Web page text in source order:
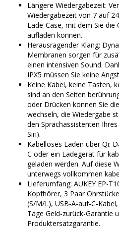
Längere Wiedergabezeit:
Wiedergabezeit von 7 auf
Lade-Case, mit dem Sie
aufladen können.
Herausragender Klang:
Membranen sorgen für
einen intensiven Sound.
IPX5 müssen Sie keine
Keine Kabel, keine Tasten,
sind an den Seiten
oder Drücken können Sie
wechseln, die Wiedergabe
den Sprachassistenten
Siri).
Kabelloses Laden über Qi:
C oder ein Ladegerät für
geladen werden. Auf diese
unterwegs vollkommen
Lieferumfang: AUKEY EP-
Kopfhörer, 3 Paar
(S/M/L), USB-A-auf-C-
Tage Geld-zurück-Garantie
Produktersatzgarantie.